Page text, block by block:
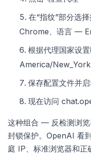
在“指纹”部分选
Chrome、语言 —
根据代理国家设置
America/New_York
保存配置文件并
现在访问
这种组合 — 反检测浏
封锁保护。OpenAI 看
庭 IP、标准浏览器和正